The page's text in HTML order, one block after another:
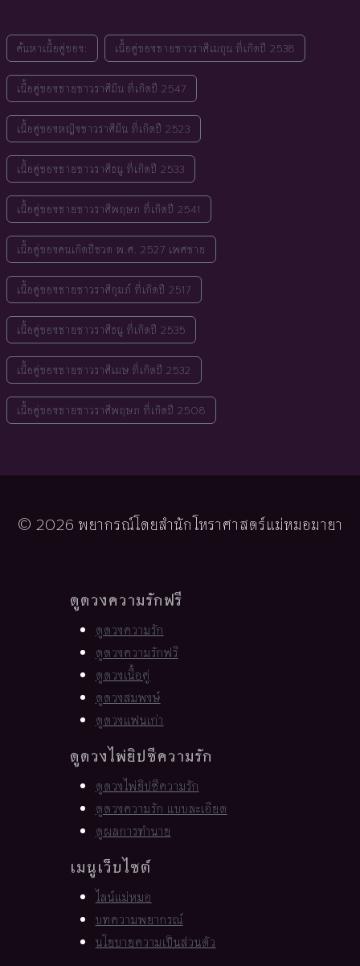
ค้นหาเนื้อคู่ของ: เนื้อคู่ของชายชาวราศีเมถุน ที่เกิดปี 2538
เนื้อคู่ของชายชาวราศีมีน ที่เกิดปี 2547
เนื้อคู่ของหญิงชาวราศีมีน ที่เกิดปี 2523
เนื้อคู่ของชายชาวราศีธนู ที่เกิดปี 2533
เนื้อคู่ของชายชาวราศีพฤษภ ที่เกิดปี 2541
เนื้อคู่ของคนเกิดปีชวด พ.ศ. 2527 เพศชาย
เนื้อคู่ของชายชาวราศีกุมภ์ ที่เกิดปี 2517
เนื้อคู่ของชายชาวราศีธนู ที่เกิดปี 2535
เนื้อคู่ของชายชาวราศีเมษ ที่เกิดปี 2532
เนื้อคู่ของชายชาวราศีพฤษภ ที่เกิดปี 2508
© 2026 พยากรณ์โดยสำนักโหราศาสตร์แม่หมอมายา
ดูดวงความรักฟรี
ดูดวงความรัก
ดูดวงความรักฟรี
ดูดวงเนื้อคู่
ดูดวงสมพงษ์
ดูดวงแฟนเก่า
ดูดวงไพ่ยิปซีความรัก
ดูดวงไพ่ยิปซีความรัก
ดูดวงความรัก แบบละเอียด
ดูผลการทำนาย
เมนูเว็บไซต์
ไลน์แม่หมอ
บทความพยากรณ์
นโยบายความเป็นส่วนตัว